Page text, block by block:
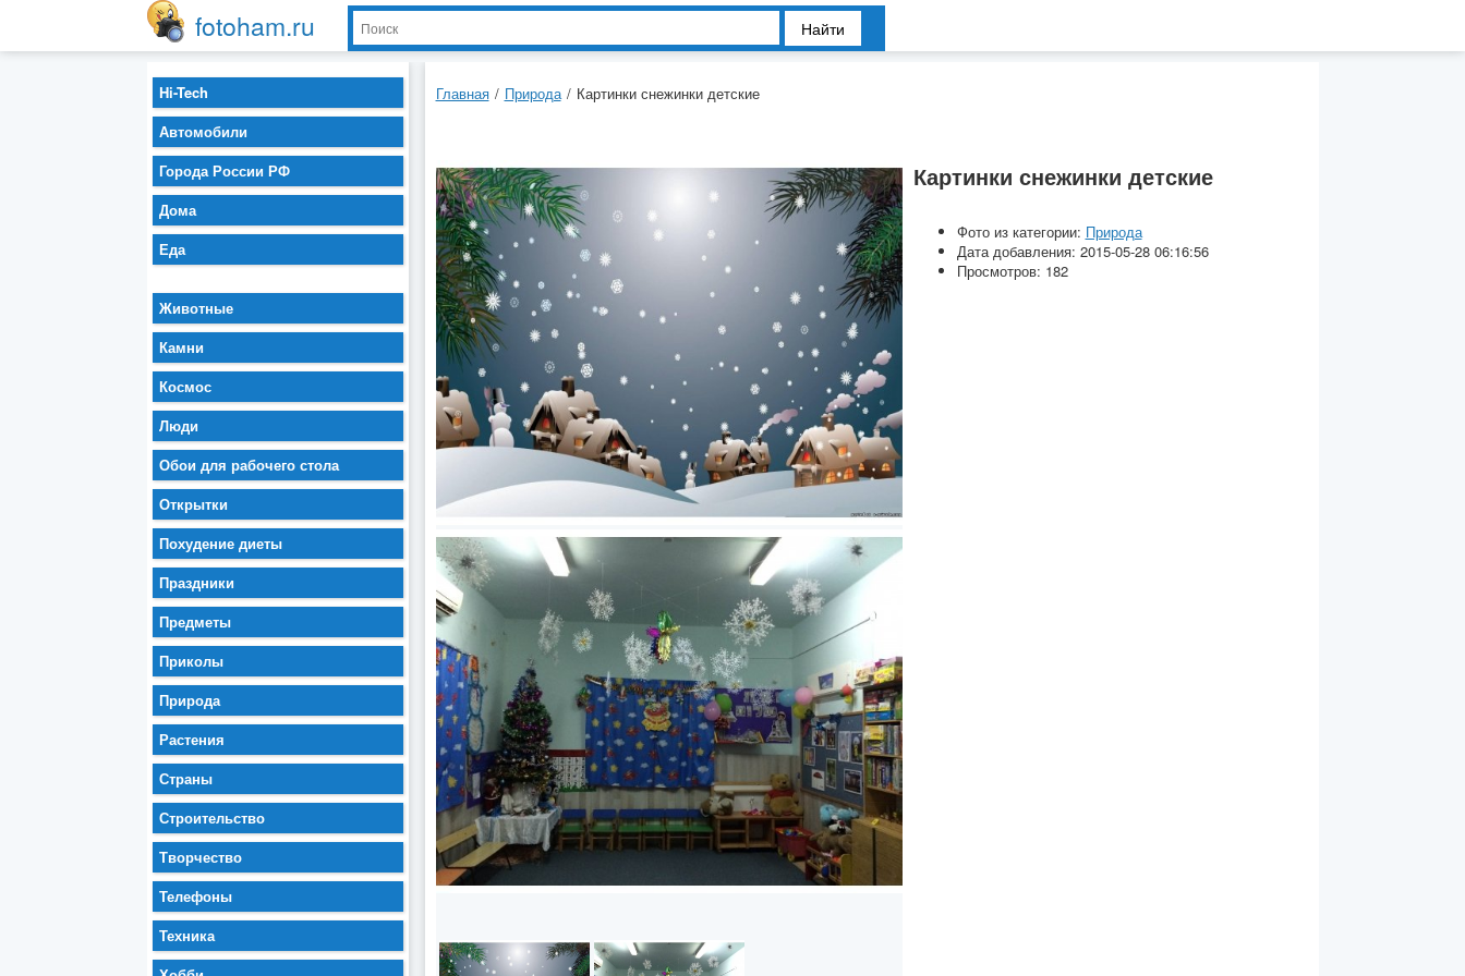
fotoham.ru Найти
Главная / Природа / Картинки снежинки детские
Картинки снежинки детские
Фото из категории: Природа
Дата добавления: 2015-05-28 06:16:56
Просмотров: 182
Hi-Tech
Автомобили
Города России РФ
Дома
Еда
Животные
Камни
Космос
Люди
Обои для рабочего стола
Открытки
Похудение диеты
Праздники
Предметы
Приколы
Природа
Растения
Страны
Строительство
Творчество
Телефоны
Техника